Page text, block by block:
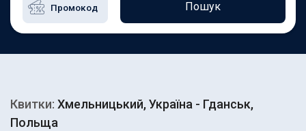
Пошук
Квитки: Хмельницький, Україна - Гданськ,
Польща